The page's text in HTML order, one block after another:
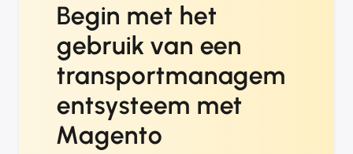
Begin met het
gebruik van een
transportmanagem
entsysteem met
Magento